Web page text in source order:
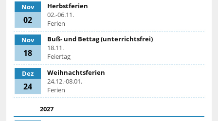
Nov
02
Herbstferien
02.-06.11.
Ferien
Nov
18
Buß- und Bettag (unterrichtsfrei)
18.11.
Feiertag
Dez
24
Weihnachtsferien
24.12.-08.01.
Ferien
2027